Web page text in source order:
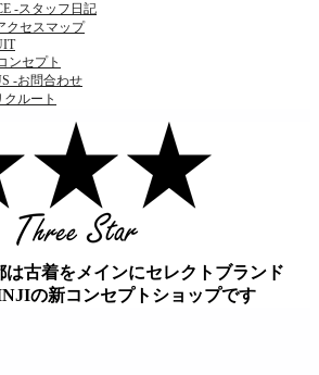
-スタッフ日記
クセスマップ
ンセプト
-お問合わせ
ルート
は古着をメインにセレクトブランド
の新コンセプトショップです